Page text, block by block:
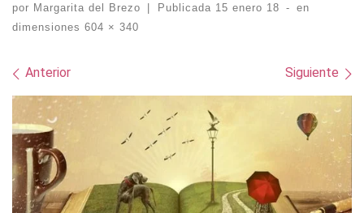
por Margarita del Brezo Publicada 15 enero 18 -
en
dimensiones 604 × 340
Navegación de imágenes
Anterior Siguiente